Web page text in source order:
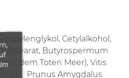
Cetylalkohol,
Butyrospermum
dem Toten Meer), Vitis
C), , Prunus Amygdalus